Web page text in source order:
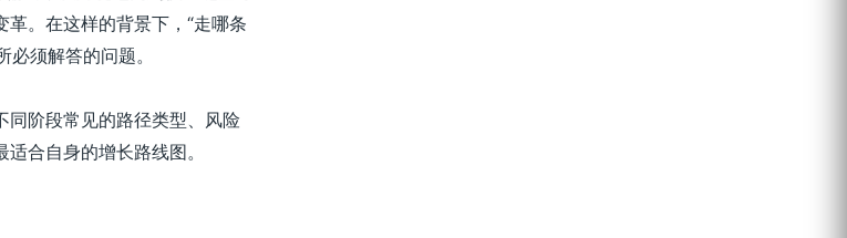
。在这样的背景下，“走哪条
须解答的问题。
同阶段常见的路径类型、风险
合自身的增长路线图。